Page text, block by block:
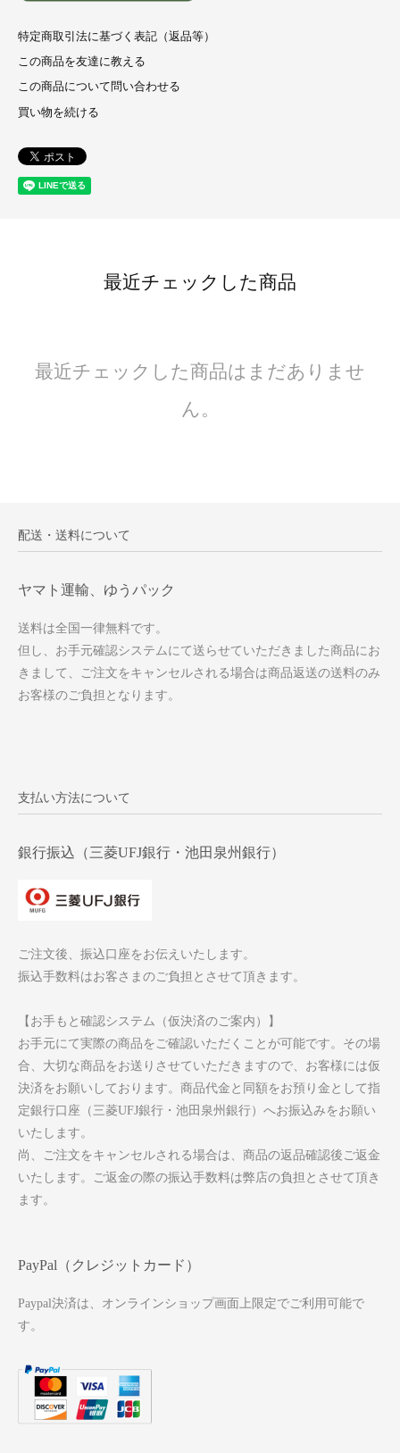
特定商取引法に基づく表記（返品等）
この商品を友達に教える
この商品について問い合わせる
買い物を続ける
最近チェックした商品
最近チェックした商品はまだありませ
ん。
配送・送料について
ヤマト運輸、ゆうパック
送料は全国一律無料です。
但し、お手元確認システムにて送らせていただきました商品にお
きまして、ご注文をキャンセルされる場合は商品返送の送料のみ
お客様のご負担となります。
支払い方法について
銀行振込（三菱UFJ銀行・池田泉州銀行）
ご注文後、振込口座をお伝えいたします。
振込手数料はお客さまのご負担とさせて頂きます。
【お手もと確認システム（仮決済のご案内）】
お手元にて実際の商品をご確認いただくことが可能です。その場
合、大切な商品をお送りさせていただきますので、お客様には仮
決済をお願いしております。商品代金と同額をお預り金として指
定銀行口座（三菱UFJ銀行・池田泉州銀行）へお振込みをお願い
いたします。
尚、ご注文をキャンセルされる場合は、商品の返品確認後ご返金
いたします。ご返金の際の振込手数料は弊店の負担とさせて頂き
ます。
PayPal（クレジットカード）
Paypal決済は、オンラインショップ画面上限定でご利用可能で
す。